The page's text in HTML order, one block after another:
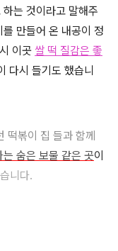
는 것이라고 말해주
만들어 온 내공이 정
이곳 쌀 떡 질감은 좋
다시 들기도 했습니
떡볶이 집 들과 함께
숨은 보물 같은 곳이
니다.